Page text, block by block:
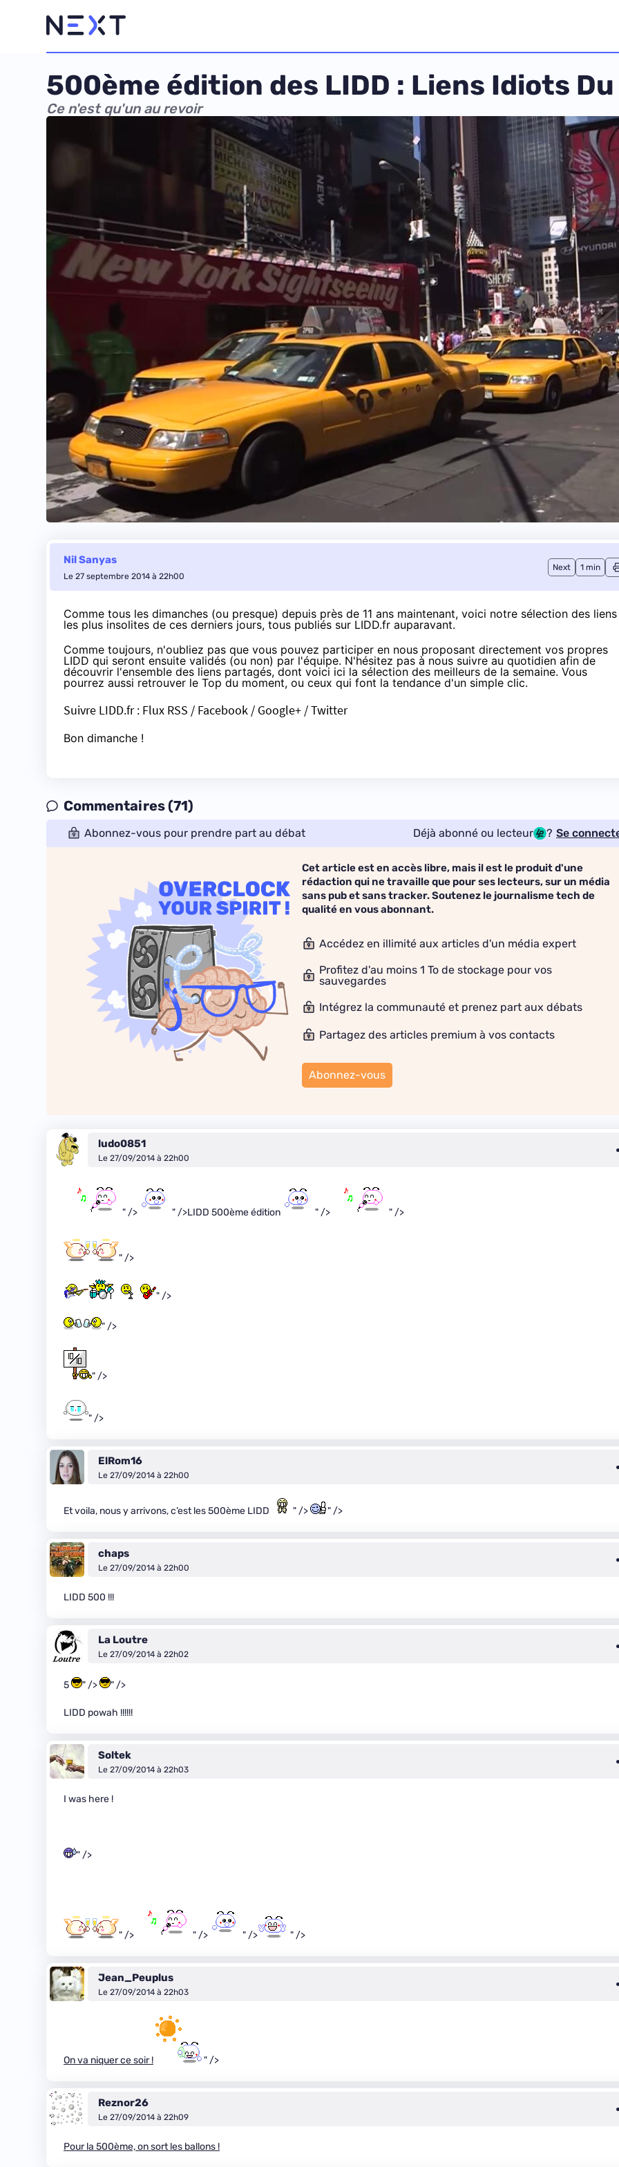
500ème édition des LIDD : Liens Idiots
Ce n'est qu'un au revoir
Nil Sanyas
Le 27 septembre 2014 à 22h00
Next 1 min
Comme tous les dimanches (ou presque) depuis près de 11 ans maintenant, voici notre sélection des liens
les plus insolites de ces derniers jours, tous publiés sur LIDD.fr auparavant.
Comme toujours, n'oubliez pas que vous pouvez participer en nous proposant directement vos propres
LIDD qui seront ensuite validés (ou non) par l'équipe. N'hésitez pas à nous suivre au quotidien afin de
découvrir l'ensemble des liens partagés, dont voici ici la sélection des meilleurs de la semaine. Vous
pourrez aussi retrouver le Top du moment, ou ceux qui font la tendance d'un simple clic.
Suivre LIDD.fr: Flux RSS / Facebook / Google+ /Twitter
Bon dimanche !
Commentaires (71)
Abonnez-vous pour prendre part au débat Déjà abonné ou lecteur ? Se
Cet article est en accès libre, mais il est le produit d'une
rédaction qui ne travaille que pour ses lecteurs, sur un média
sans pub et sans tracker. Soutenez le journalisme tech de
qualité en vous abonnant.
Accédez en illimité aux articles d'un média expert
Profitez d'au moins 1 To de stockage pour vos
sauvegardes
Intégrez la communauté et prenez part aux débats
Partagez des articles premium à vos contacts
Abonnez-vous
ludo0851
Le 27/09/2014 à 22h00
" /> " />LIDD 500ème édition " /> " />
" />
" />
" />
" />
" />
ElRom16
Le 27/09/2014 à 22h00
Et voila, nous y arrivons, c’est les 500ème LIDD " /> " />
chaps
Le 27/09/2014 à 22h00
LIDD 500 !!!
La Loutre
Le 27/09/2014 à 22h02
5 " /> " />
LIDD powah !!!!!!
Soltek
Le 27/09/2014 à 22h03
I was here !
" />
" /> " /> " /> " />
Jean_Peuplus
Le 27/09/2014 à 22h03
On va niquer ce soir ! " />
Reznor26
Le 27/09/2014 à 22h09
Pour la 500ème, on sort les ballons !